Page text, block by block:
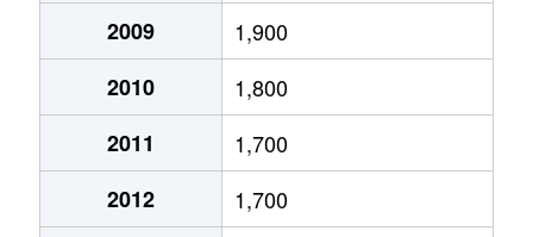
吾妻通
1,800万円
吾妻通
1,800万円
吾妻通
1,800万円
吾妻通
1,700万円
2009
1,900
2010
1,800
2011
1,700
2012
1,700